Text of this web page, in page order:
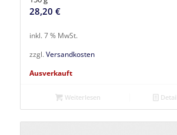
28,20 €
inkl. 7 % MwSt.
zzgl. Versandkosten
Ausverkauft
Weiterlesen